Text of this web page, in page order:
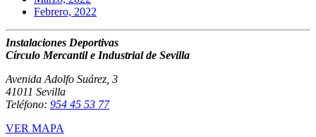
Febrero, 2022
Instalaciones Deportivas
Círculo Mercantil e Industrial de Sevilla
Avenida Adolfo Suárez, 3
41011 Sevilla
Teléfono: 954 45 53 77
VER MAPA